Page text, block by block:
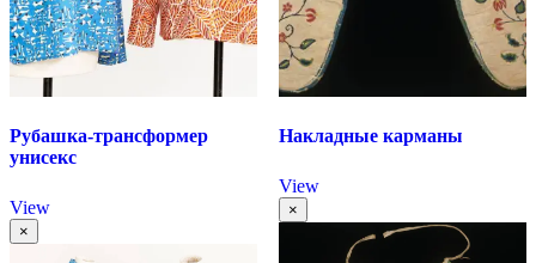
Рубашка-трансформер
унисекс
View
×
Накладные карманы
View
×